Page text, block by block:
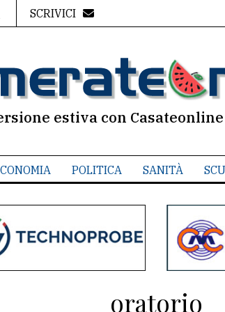
SCRIVICI
estiva con
POLITICA SANITÀ
oratorio